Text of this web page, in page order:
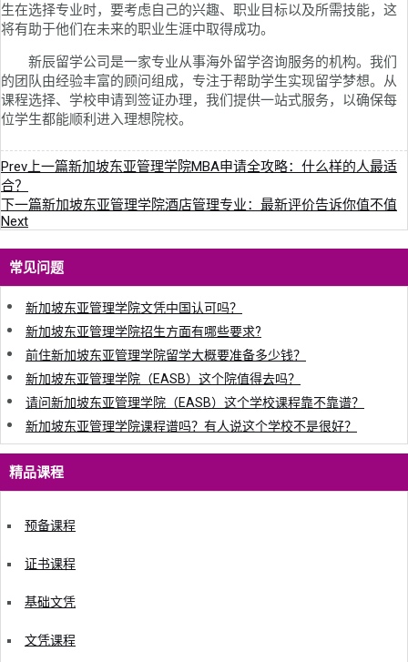
生在选择专业时，要考虑自己的兴趣、职业目标以及所需技能，这
将有助于他们在未来的职业生涯中取得成功。
新辰留学公司是一家专业从事海外留学咨询服务的机构。我们
的团队由经验丰富的顾问组成，专注于帮助学生实现留学梦想。从
课程选择、学校申请到签证办理，我们提供一站式服务，以确保每
位学生都能顺利进入理想院校。
Prev上一篇新加坡东亚管理学院MBA申请全攻略：什么样的人最适
合？
下一篇新加坡东亚管理学院酒店管理专业：最新评价告诉你值不值
Next
常见问题
新加坡东亚管理学院文凭中国认可吗？
新加坡东亚管理学院招生方面有哪些要求?
前住新加坡东亚管理学院留学大概要准备多少钱？
新加坡东亚管理学院（EASB）这个院值得去吗？
请问新加坡东亚管理学院（EASB）这个学校课程靠不靠谱？
新加坡东亚管理学院课程谱吗？有人说这个学校不是很好？
精品课程
预备课程
证书课程
基础文凭
文凭课程